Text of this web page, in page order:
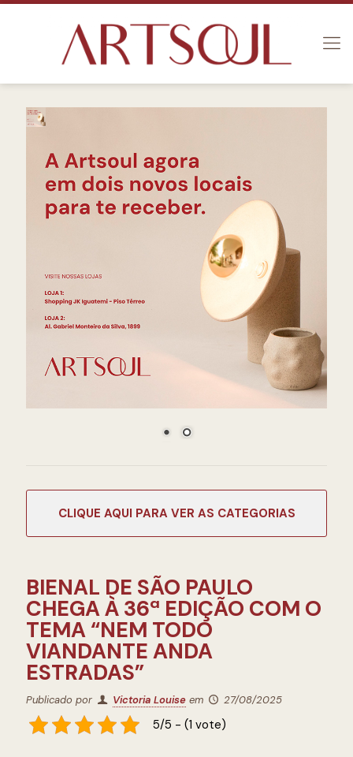
BIENAL DE SÃO PAULO
CHEGA À 36ª EDIÇÃO COM O
TEMA “NEM TODO
VIANDANTE ANDA
ESTRADAS”
Publicado por Victoria Louise em 27/08/2025
5/5 - (1 vote)
CATEGORIAS